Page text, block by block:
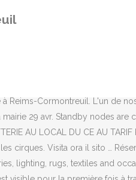
Siège de l'Empire Romain,
Reims-Cormontreuil. L'un de
29 avr. Standby nodes
AU LOCAL DU CE AU TARIF
cirques. Visita ora il sito …
lighting, rugs, textiles and